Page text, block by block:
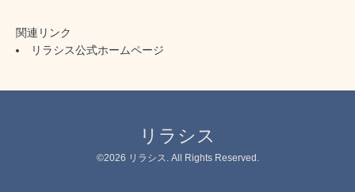
関連リンク
リラシス公式ホームページ
リラシス
©2026 リラシス . All Rights Reserved.